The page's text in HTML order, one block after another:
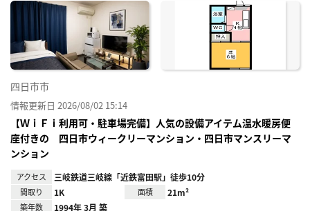
に入
四日市市
情報更新日 2026/08/02 15:14
【ＷｉＦｉ利用可・駐車場完備】人気の設備アイテム温水暖房便
座付きの 四日市ウィークリーマンション・四日市マンスリーマ
ンション
アクセス 三岐鉄道三岐線「近鉄富田駅」徒歩10分
間取り 1K 面積 21m²
築年数 1994年 3月 築